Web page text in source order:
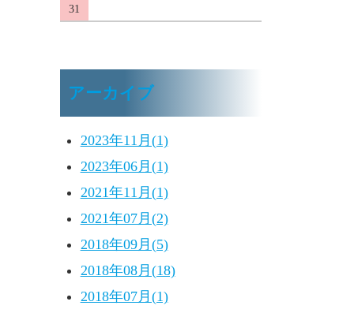
31
アーカイブ
2023年11月(1)
2023年06月(1)
2021年11月(1)
2021年07月(2)
2018年09月(5)
2018年08月(18)
2018年07月(1)